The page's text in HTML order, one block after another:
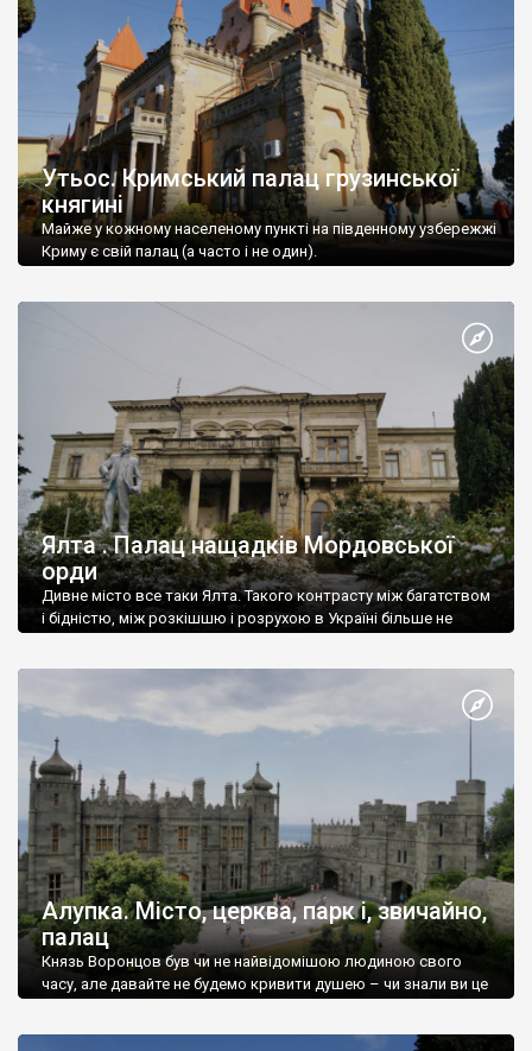
Утьос. Кримський палац грузинської
княгині
Майже у кожному населеному пункті на південному узбережжі
Криму є свій палац (а часто і не один).
Ялта . Палац нащадків Мордовської
орди
Дивне місто все таки Ялта. Такого контрасту між багатством
і бідністю, між розкішшю і розрухою в Україні більше не
Алупка. Місто, церква, парк і, звичайно,
палац
Князь Воронцов був чи не найвідомішою людиною свого
часу, але давайте не будемо кривити душею – чи знали ви це